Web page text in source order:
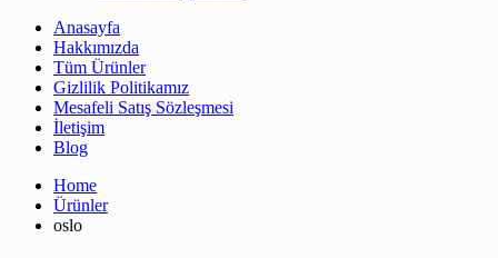
Anasayfa
Hakkımızda
Tüm Ürünler
Gizlilik Politikamız
Mesafeli Satış Sözleşmesi
İletişim
Blog
Home
Ürünler
oslo